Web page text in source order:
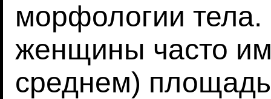
морфологии тела.
женщины часто
среднем)